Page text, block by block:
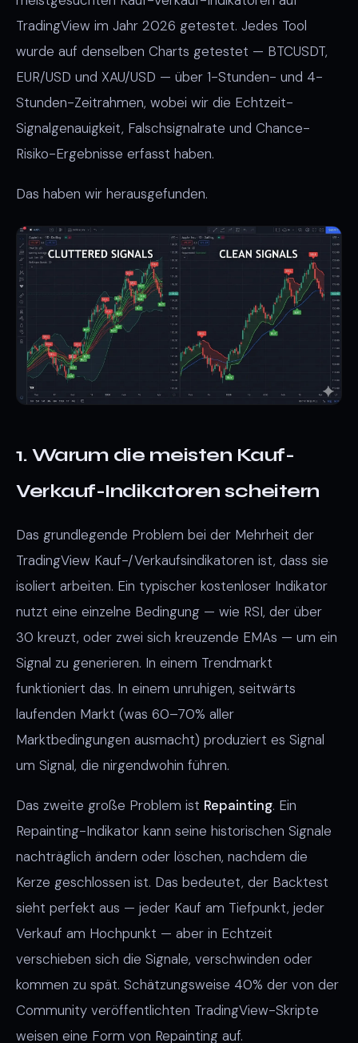
TradingView im Jahr 2026 getestet. Jedes Tool
wurde auf denselben Charts getestet — BTCUSDT,
EUR/USD und XAU/USD — über 1-Stunden- und 4-
Stunden-Zeitrahmen, wobei wir die Echtzeit-
Signalgenauigkeit, Falschsignalrate und Chance-
Risiko-Ergebnisse erfasst haben.
Das haben wir herausgefunden.
1. Warum die meisten Kauf-
Verkauf-Indikatoren scheitern
Das grundlegende Problem bei der Mehrheit der
TradingView Kauf-/Verkaufsindikatoren ist, dass sie
isoliert arbeiten. Ein typischer kostenloser Indikator
nutzt eine einzelne Bedingung — wie RSI, der über
30 kreuzt, oder zwei sich kreuzende EMAs — um ein
Signal zu generieren. In einem Trendmarkt
funktioniert das. In einem unruhigen, seitwärts
laufenden Markt (was 60–70% aller
Marktbedingungen ausmacht) produziert es Signal
um Signal, die nirgendwohin führen.
Das zweite große Problem ist Repainting. Ein
Repainting-Indikator kann seine historischen Signale
nachträglich ändern oder löschen, nachdem die
Kerze geschlossen ist. Das bedeutet, der Backtest
sieht perfekt aus — jeder Kauf am Tiefpunkt, jeder
Verkauf am Hochpunkt — aber in Echtzeit
verschieben sich die Signale, verschwinden oder
kommen zu spät. Schätzungsweise 40% der von der
Community veröffentlichten TradingView-Skripte
weisen eine Form von Repainting auf.